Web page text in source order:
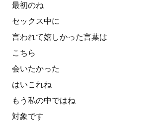
最初のね
セックス中に
言われて嬉しかった言葉は
こちら
会いたかった
はいこれね
もう私の中ではね
対象です